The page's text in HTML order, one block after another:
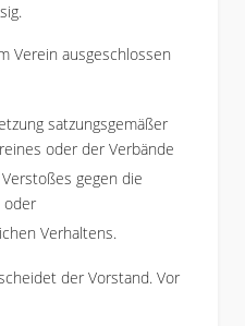
Verein ausgeschlossen
satzungsgemäßer
oder der Verbände
gegen die
oder
Verhaltens.
der Vorstand. Vor